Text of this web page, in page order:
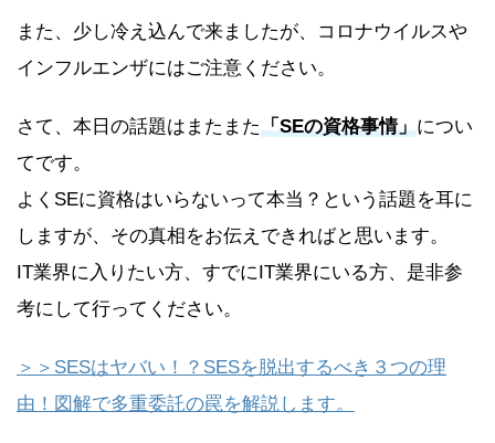
また、少し冷え込んで来ましたが、コロナウイルスや
インフルエンザにはご注意ください。
さて、本日の話題はまたまた「SEの資格事情」につい
てです。
よくSEに資格はいらないって本当？という話題を耳に
しますが、その真相をお伝えできればと思います。
IT業界に入りたい方、すでにIT業界にいる方、是非参
考にして行ってください。
＞＞SESはヤバい！？SESを脱出するべき３つの理
由！図解で多重委託の罠を解説します。